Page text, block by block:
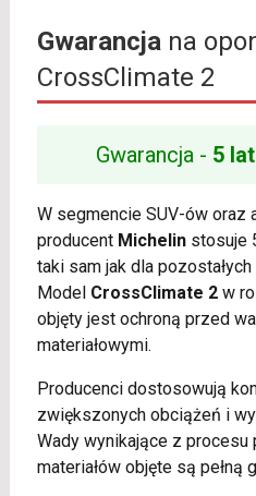
Gwarancjana
CrossClimate 2
Gwarancja - 5 lat
W segmencie SUV-ów oraz
producent Michelinstosuje
taki sam jak dla
Model CrossClimate 2w
objęty jest ochroną przed
materiałowymi.
Producenci dostosowują
zwiększonych obciążeń i
Wady wynikające z procesu
materiałów objęte są pełną